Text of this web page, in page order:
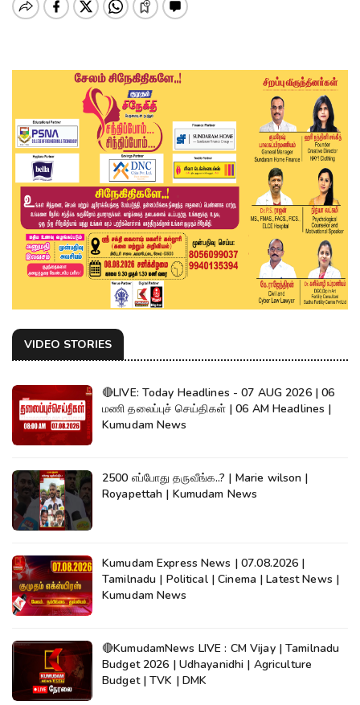
VIDEO STORIES
🔴LIVE: Today Headlines - 07 AUG 2026 | 06
மணி தலைப்புச் செய்திகள் | 06 AM Headlines |
Kumudam News
2500 எப்போது தருவீங்க..? | Marie wilson |
Royapettah | Kumudam News
Kumudam Express News | 07.08.2026 |
Tamilnadu | Political | Cinema | Latest News |
Kumudam News
🔴KumudamNews LIVE : CM Vijay | Tamilnadu
Budget 2026 | Udhayanidhi | Agriculture
Budget | TVK | DMK